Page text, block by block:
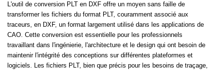
L'outil de conversion PLT en DXF offre un moyen sans faille de
transformer les fichiers du format PLT, couramment associé aux
traceurs, en DXF, un format largement utilisé dans les applications de
CAO. Cette conversion est essentielle pour les professionnels
travaillant dans l'ingénierie, l'architecture et le design qui ont besoin de
maintenir l'intégrité des conceptions sur différentes plateformes et
logiciels. Les fichiers PLT, bien que précis pour les besoins de traçage,